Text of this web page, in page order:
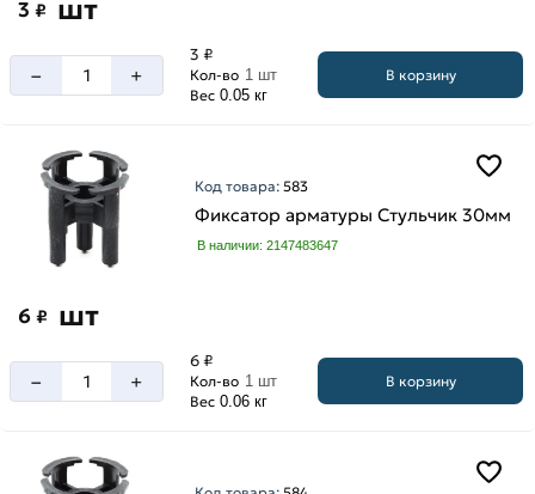
3 ₽ шт
– +
3 ₽
Кол-во 1 шт
Вес 0.05 кг
В корзину
Код товара:583
Фиксатор арматуры Стульчик 30мм
В наличии: 2147483647
6 ₽ шт
– +
6 ₽
Кол-во 1 шт
Вес 0.06 кг
В корзину